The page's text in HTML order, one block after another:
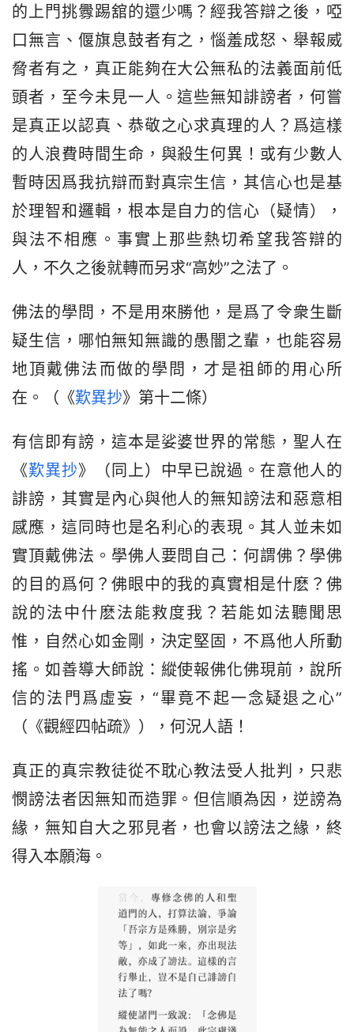
的上門挑釁踢舘的還少嗎？經我答辯之後，啞
口無言、偃旗息鼓者有之，惱羞成怒、舉報威
脅者有之，真正能夠在大公無私的法義面前低
頭者，至今未見一人。這些無知誹謗者，何嘗
是真正以認真、恭敬之心求真理的人？爲這樣
的人浪費時間生命，與殺生何異！或有少數人
暫時因爲我抗辯而對真宗生信，其信心也是基
於理智和邏輯，根本是自力的信心（疑情），
與法不相應。事實上那些熱切希望我答辯的
人，不久之後就轉而另求“高妙”之法了。
佛法的學問，不是用來勝他，是爲了令衆生斷
疑生信，哪怕無知無識的愚闇之輩，也能容易
地頂戴佛法而做的學問，才是祖師的用心所
在。（《歎異抄》第十二條）
有信即有謗，這本是娑婆世界的常態，聖人在
《歎異抄》（同上）中早已說過。在意他人的
誹謗，其實是內心與他人的無知謗法和惡意相
感應，這同時也是名利心的表現。其人並未如
實頂戴佛法。學佛人要問自己：何謂佛？學佛
的目的爲何？佛眼中的我的真實相是什麽？佛
說的法中什麽法能救度我？若能如法聽聞思
惟，自然心如金剛，決定堅固，不爲他人所動
搖。如善導大師說：縱使報佛化佛現前，說所
信的法門爲虛妄，“畢竟不起一念疑退之心”
（《觀經四帖疏》），何況人語！
真正的真宗教徒從不耽心教法受人批判，只悲
憫謗法者因無知而造罪。但信順為因，逆謗為
緣，無知自大之邪見者，也會以謗法之緣，終
得入本願海。